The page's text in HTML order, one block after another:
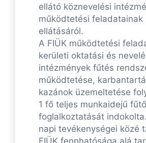
ellátó köznevelési
működtetési feladatainak
ellátásáról.
A FIÜK működtetési
kerületi oktatási és
intézmények fűtés
működtetése,
kazánok üzemeltetése
1 fő teljes munkaidejű fűtő
foglalkoztatását
napi tevékenységei közé
FIÜK fennhatósága alá